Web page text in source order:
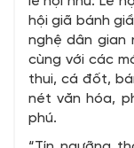
hội giã bánh
nghệ dân gian
cùng với các
thui, cá đốt,
nét văn hóa,
phú.